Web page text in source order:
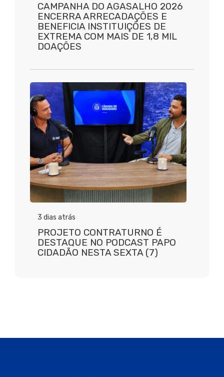
CAMPANHA DO AGASALHO 2026
ENCERRA ARRECADAÇÕES E
BENEFICIA INSTITUIÇÕES DE
EXTREMA COM MAIS DE 1,8 MIL
DOAÇÕES
3 dias atrás
PROJETO CONTRATURNO É
DESTAQUE NO PODCAST PAPO
CIDADÃO NESTA SEXTA (7)